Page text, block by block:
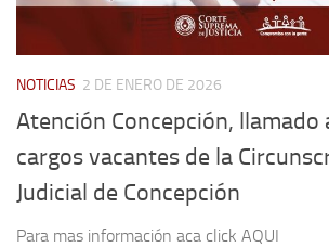
NOTICIAS 2 DE ENERO DE 2026
Atención Concepción, llamado
cargos vacantes de la
Judicial de Concepción
Para mas información aca click AQUI